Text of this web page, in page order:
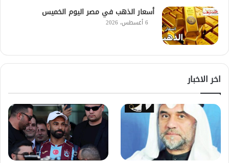
أسعار الذهب في مصر اليوم الخميس
6 أغسطس، 2026
اخر الاخبار